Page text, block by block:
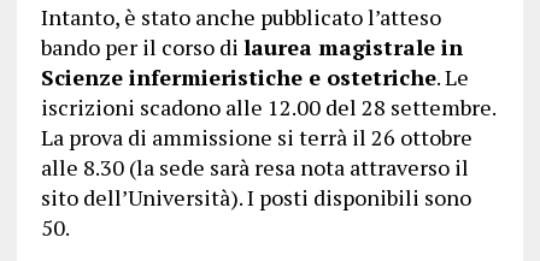
Intanto, è stato anche pubblicato l’atteso
bando per il corso di laurea magistrale in
Scienze infermieristiche e ostetriche. Le
iscrizioni scadono alle 12.00 del 28 settembre.
La prova di ammissione si terrà il 26 ottobre
alle 8.30 (la sede sarà resa nota attraverso il
sito dell’Università). I posti disponibili sono
50.